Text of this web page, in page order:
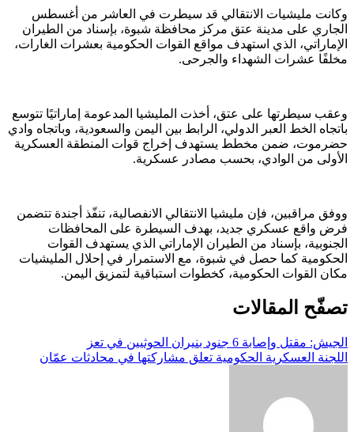
وكانت مليشيات الانتقالي قد سيطرت في العاشر من أغسطس
الجاري على مدينة عتق مركز محافظة شبوة، بإسناد من الطيران
الإماراتي، الذي استهدف مواقع القوات الحكومية بعشرات الغارات،
مخلفًا عشرات الشهداء والجرحى.
وعقب سيطرتها على عتق، أخذت المليشيا المدعومة إماراتيًا تتوسع
باتجاه الخط العبر الدولي، الرابط بين اليمن والسعودية، وباتجاه وادي
حضرموت، ضمن مخطط يستهدف إخراج قوات المنطقة العسكرية
الأولى من الوادي، بحسب مصادر عسكرية.
ووفق مراقبين، فإن مليشيا الانتقالي الانفصالية، تنفّذ أجندة تتضمن
فرض واقع عسكري جديد، بهدف السيطرة على المحافظات
الجنوبية، بإسناد من الطيران الإماراتي الذي يستهدف القوات
الحكومية كما حصل في شبوة، مع الاستمرار في إحلال المليشيات
مكان القوات الحكومية، كخطوات استباقية لتمزيق اليمن.
تصفّح المقالات
الجيش: مقتل وإصابة 6 جنود بنيران الحوثيين في تعز
اللجنة العسكرية الحكومية تعلق مشاركتها في محادثات عمّان